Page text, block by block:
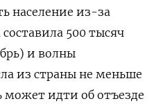
население из-за
500 тысяч
и волны
из страны не меньше
может идти об отъезде